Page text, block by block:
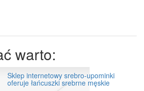
warto:
Sklep internetowy srebro-upominki
oferuje łańcuszki srebrne męskie